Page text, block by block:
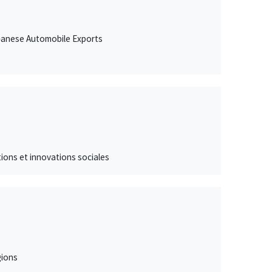
Automobile Exports
et innovations sociales